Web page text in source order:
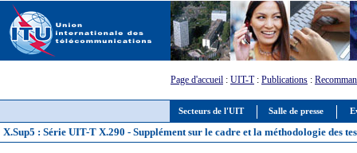
Secteurs de l'UIT Salle de presse
Page d'accueil : UIT-T: Publications :
X.Sup5 : Série UIT-T X.290 - Supplément sur le cadre et la méthodologie des